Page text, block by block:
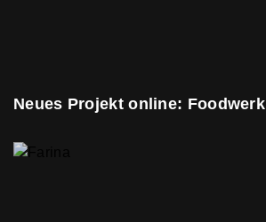
Neues Projekt online: Foodwerk